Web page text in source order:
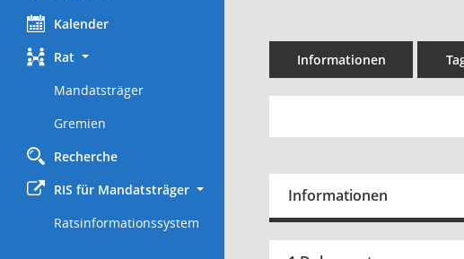
Kalender
Rat
Mandatsträger
Gremien
Recherche
RIS für Mandatsträger
Ratsinformationssystem
Informationen
Informationen